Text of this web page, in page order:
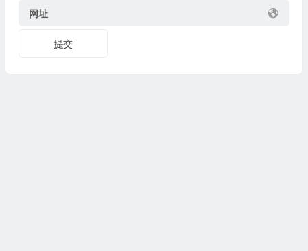
网址
提交